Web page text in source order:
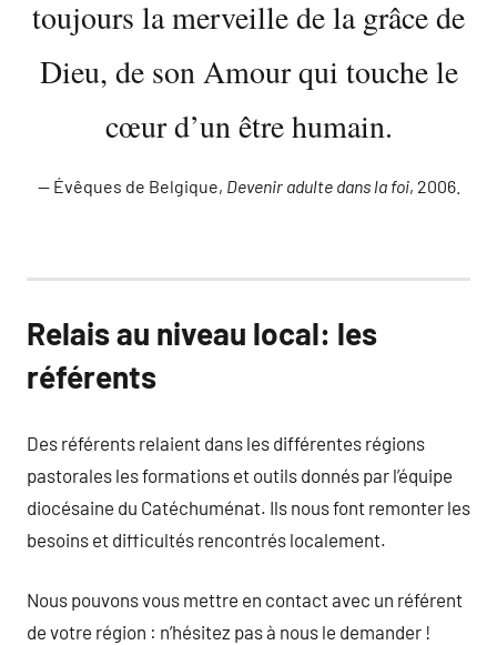
toujours la merveille de la grâce de
Dieu, de son Amour qui touche le
cœur d’un être humain.
Évêques de Belgique, Devenir adulte dans la foi, 2006.
Relais au niveau local: les
référents
Des référents relaient dans les différentes régions
pastorales les formations et outils donnés par l’équipe
diocésaine du Catéchuménat. Ils nous font remonter les
besoins et difficultés rencontrés localement.
Nous pouvons vous mettre en contact avec un référent
de votre région : n’hésitez pas à nous le demander !